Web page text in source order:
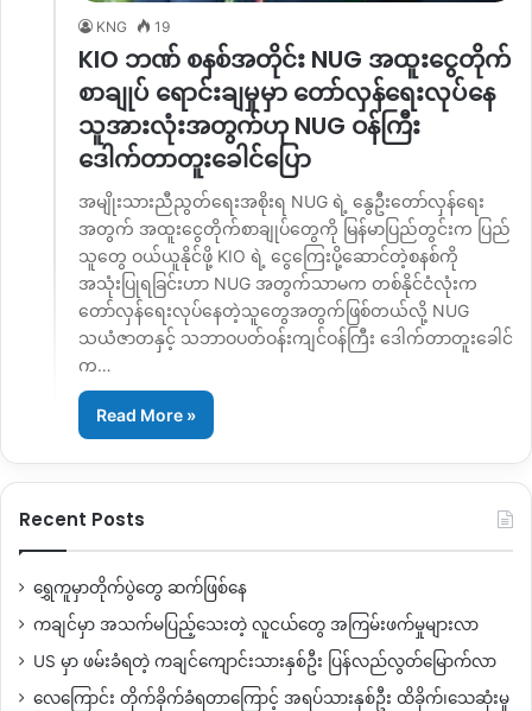
KNG 19
KIO ဘဏ် စနစ်အတိုင်း NUG အထူးငွေတိုက်
စာချုပ် ရောင်းချမှုမှာ တော်လှန်ရေးလုပ်နေ
သူအားလုံးအတွက်ဟု NUG ဝန်ကြီး
ဒေါက်တာတူးခေါင်ပြော
အမျိုးသားညီညွတ်ရေးအစိုးရ NUG ရဲ့ နွေဦးတော်လှန်ရေး
အတွက် အထူးငွေတိုက်စာချုပ်တွေကို မြန်မာပြည်တွင်းက ပြည်
သူတွေ ဝယ်ယူနိုင်ဖို့ KIO ရဲ့ ငွေကြေးပို့ဆောင်တဲ့စနစ်ကို
အသုံးပြုရခြင်းဟာ NUG အတွက်သာမက တစ်နိုင်ငံလုံးက
တော်လှန်ရေးလုပ်နေတဲ့သူတွေအတွက်ဖြစ်တယ်လို့ NUG
သယံဇာတနှင့် သဘာဝပတ်ဝန်းကျင်ဝန်ကြီး ဒေါက်တာတူးခေါင်
က…
Read More »
Recent Posts
ရွှေကူမှာတိုက်ပွဲတွေ ဆက်ဖြစ်နေ
ကချင်မှာ အသက်မပြည့်သေးတဲ့ လူငယ်တွေ အကြမ်းဖက်မှုများလာ
US မှာ ဖမ်းခံရတဲ့ ကချင်ကျောင်းသားနှစ်ဦး ပြန်လည်လွတ်မြောက်လာ
လေကြောင်း တိုက်ခိုက်ခံရတာကြောင့် အရပ်သားနှစ်ဦး ထိခိုက်၊သေဆုံးမှု